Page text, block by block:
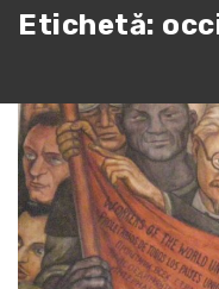
Etichetă: